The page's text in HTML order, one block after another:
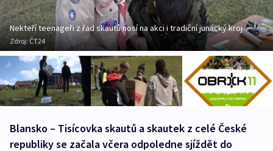
Nekteří teenageři z řad skautů nosí na akci i tradiční junácký kroj
Zdroj: ČT24
Blansko – Tisícovka skautů a skautek z celé České
republiky se začala včera odpoledne sjíždět do